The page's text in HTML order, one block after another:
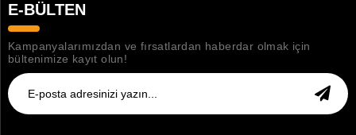
E-BÜLTEN
Kampanyalarımızdan ve fırsatlardan haberdar olmak için
bültenimize kayıt olun!